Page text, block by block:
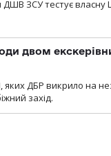
ЗСУ тестує власну
двом
ДБР викрило на
захід.